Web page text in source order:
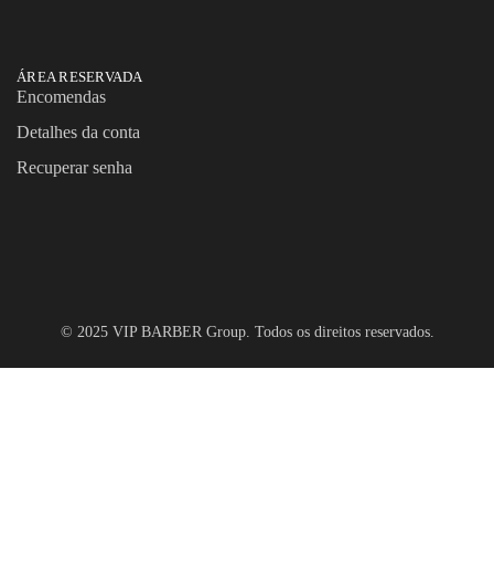
ÁREA RESERVADA
Encomendas
Detalhes da conta
Recuperar senha
© 2025 VIP BARBER Group. Todos os direitos reservados.